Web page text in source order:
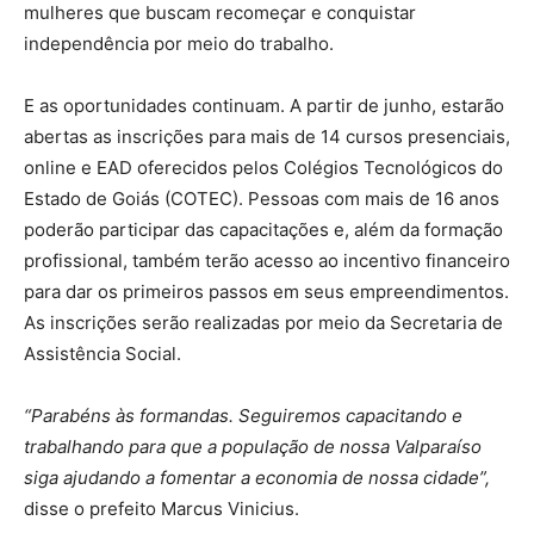
mulheres que buscam recomeçar e conquistar
independência por meio do trabalho.
E as oportunidades continuam. A partir de junho, estarão
abertas as inscrições para mais de 14 cursos presenciais,
online e EAD oferecidos pelos Colégios Tecnológicos do
Estado de Goiás (COTEC). Pessoas com mais de 16 anos
poderão participar das capacitações e, além da formação
profissional, também terão acesso ao incentivo financeiro
para dar os primeiros passos em seus empreendimentos.
As inscrições serão realizadas por meio da Secretaria de
Assistência Social.
“Parabéns às formandas. Seguiremos capacitando e
trabalhando para que a população de nossa Valparaíso
siga ajudando a fomentar a economia de nossa cidade”,
disse o prefeito Marcus Vinicius.